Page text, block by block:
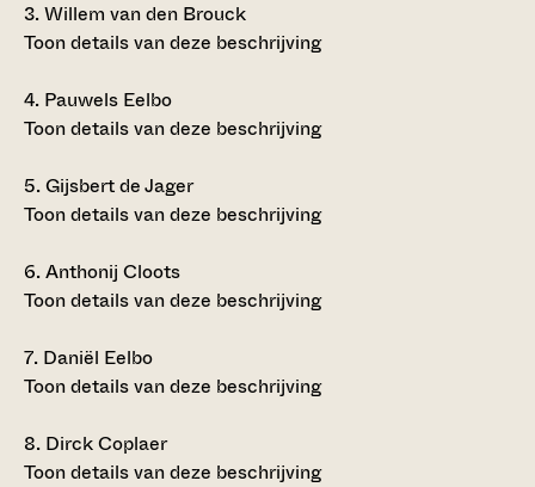
3.Willem van den Brouck
Toon details van deze beschrijving
4. Pauwels Eelbo
Toon details van deze beschrijving
5.Gijsbert de Jager
Toon details van deze beschrijving
6.Anthonij Cloots
Toon details van deze beschrijving
7. Daniël Eelbo
Toon details van deze beschrijving
8. Dirck Coplaer
Toon details van deze beschrijving